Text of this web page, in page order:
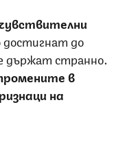
до
държат странно.
в
на